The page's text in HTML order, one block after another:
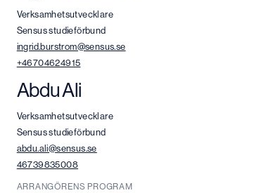
Verksamhetsutvecklare
Sensus studieförbund
ingrid.burstrom@sensus.se
+46704624915
Abdu Ali
Verksamhetsutvecklare
Sensus studieförbund
abdu.ali@sensus.se
46739835008
ARRANGÖRENS PROGRAM